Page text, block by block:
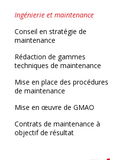
Ingénierie et maintenance
Conseil en stratégie de
maintenance
Rédaction de gammes
techniques de maintenance
Mise en place des procédures
de maintenance
Mise en œuvre de GMAO
Contrats de maintenance à
objectif de résultat